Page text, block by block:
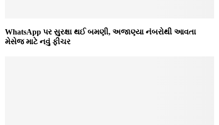
WhatsApp પર સુરક્ષા થઈ બમણી, અજાણ્યા નંબરોથી આવતા
મેસેજ માટે નવું ફીચર